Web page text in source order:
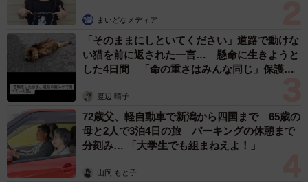
まいどなメディア
「そのままにしといてください」道路で動けな
い猫を前に返された一言… 懸命に生きようと
した4日間 「命の重さはみんな同じ」保護団
渡辺 晴子
72歳父、軽自動車で新潟から四国まで 65歳の
母と2人で3泊4日の旅 パーキングの休憩まで
分刻み… 「大学生でも組まねえよ！」
山岡 もと子